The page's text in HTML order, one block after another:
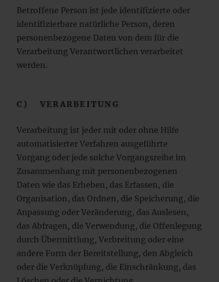
Betroffene Person ist jede identifizierte oder
identifizierbare natürliche Person, deren
personenbezogene Daten von dem für die
Verarbeitung Verantwortlichen verarbeitet
werden.
C) VERARBEITUNG
Verarbeitung ist jeder mit oder ohne Hilfe
automatisierter Verfahren ausgeführte
Vorgang oder jede solche Vorgangsreihe im
Zusammenhang mit personenbezogenen
Daten wie das Erheben, das Erfassen, die
Organisation, das Ordnen, die Speicherung, die
Anpassung oder Veränderung, das Auslesen,
das Abfragen, die Verwendung, die Offenlegung
durch Übermittlung, Verbreitung oder eine
andere Form der Bereitstellung, den Abgleich
oder die Verknüpfung, die Einschränkung, das